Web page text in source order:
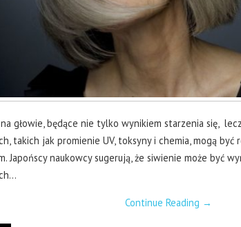
głowie, będące nie tylko wynikiem starzenia się,
takich jak promienie UV, toksyny i chemia, mogą
Japońscy naukowcy sugerują, że siwienie może być
Continue Reading →